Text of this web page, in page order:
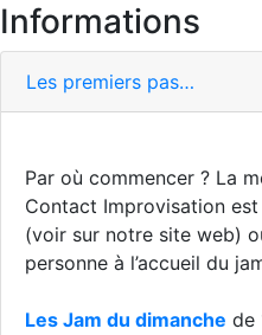
Informations
Les premiers pas…
Par où commencer ? La
Contact Improvisation
(voir sur notre site web)
personne à l’accueil du
Les Jam du dimanche de